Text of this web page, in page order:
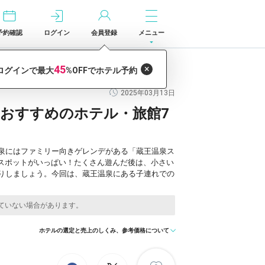
約確認 ログイン 会員登録 メニュー
2025年03月13日
すすめのホテル・旅館7
はファミリー向きゲレンデがある「蔵王温泉ス
ットがいっぱい！たくさん遊んだ後は、小さい
ましょう。今回は、蔵王温泉にある子連れでの
ホテルの選定と売上のしくみ、参考価格について